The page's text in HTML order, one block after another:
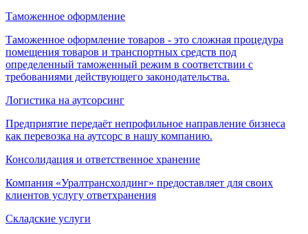
Таможенное оформление
Таможенное оформление товаров - это сложная процедура
помещения товаров и транспортных средств под
определенный таможенный режим в соответствии с
требованиями действующего законодательства.
Логистика на аутсорсинг
Предприятие передаёт непрофильное направление бизнеса
как перевозка на аутсорс в нашу компанию.
Консолидация и ответственное хранение
Компания «Уралтрансхолдинг» предоставляет для своих
клиентов услугу ответхранения
Складские услуги